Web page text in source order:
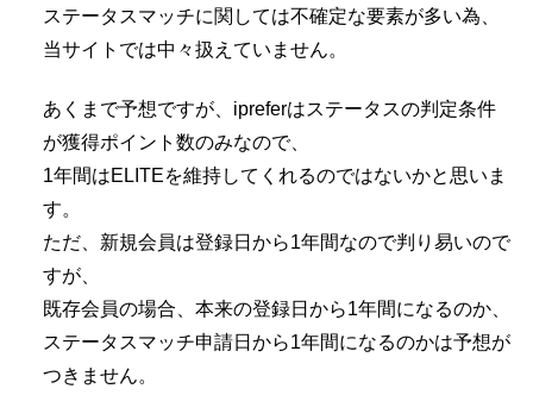
ステータスマッチに関しては不確定な要素が多い為、
当サイトでは中々扱えていません。
あくまで予想ですが、ipreferはステータスの判定条件
が獲得ポイント数のみなので、
1年間はELITEを維持してくれるのではないかと思いま
す。
ただ、新規会員は登録日から1年間なので判り易いので
すが、
既存会員の場合、本来の登録日から1年間になるのか、
ステータスマッチ申請日から1年間になるのかは予想が
つきません。